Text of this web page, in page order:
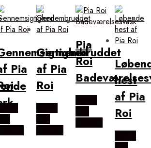
Pia
Gennembruddet
af Pia
Roi
Pia
Roi
hest
af Pia
Roi